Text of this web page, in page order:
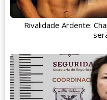
Rivalidade Ardente: